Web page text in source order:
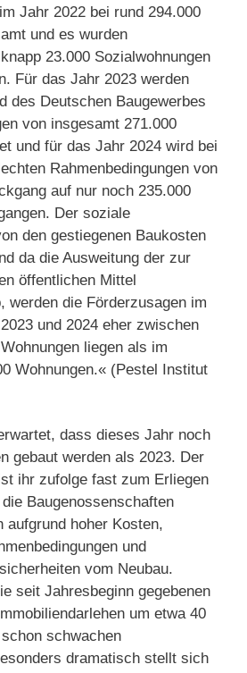
Jahr 2022 bei rund 294.000
und es wurden
23.000 Sozialwohnungen
Für das Jahr 2023 werden
des Deutschen Baugewerbes
von insgesamt 271.000
und für das Jahr 2024 wird bei
Rahmenbedingungen von
auf nur noch 235.000
Der soziale
den gestiegenen Baukosten
da die Ausweitung der zur
öffentlichen Mittel
werden die Förderzusagen im
und 2024 eher zwischen
liegen als im
Wohnungen.« (Pestel Institut
dass dieses Jahr noch
gebaut werden als 2023. Der
ihr zufolge fast zum Erliegen
Baugenossenschaften
aufgrund hoher Kosten,
und
vom Neubau.
seit Jahresbeginn gegebenen
um etwa 40
schwachen
dramatisch stellt sich